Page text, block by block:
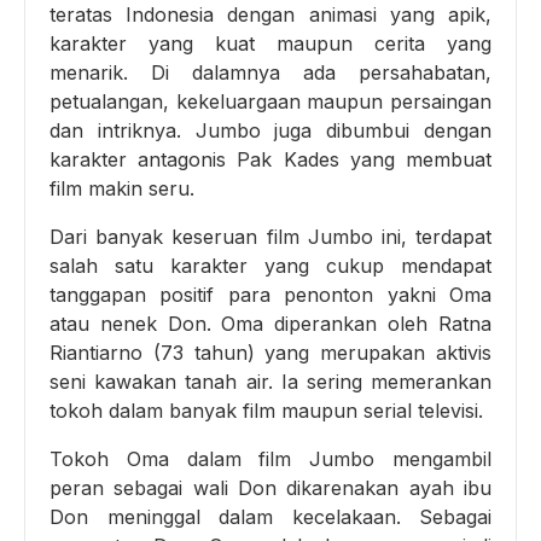
teratas Indonesia dengan animasi yang apik,
karakter yang kuat maupun cerita yang
menarik. Di dalamnya ada persahabatan,
petualangan, kekeluargaan maupun persaingan
dan intriknya. Jumbo juga dibumbui dengan
karakter antagonis Pak Kades yang membuat
film makin seru.
Dari banyak keseruan film Jumbo ini, terdapat
salah satu karakter yang cukup mendapat
tanggapan positif para penonton yakni Oma
atau nenek Don. Oma diperankan oleh Ratna
Riantiarno (73 tahun) yang merupakan aktivis
seni kawakan tanah air. Ia sering memerankan
tokoh dalam banyak film maupun serial televisi.
Tokoh Oma dalam film Jumbo mengambil
peran sebagai wali Don dikarenakan ayah ibu
Don meninggal dalam kecelakaan. Sebagai